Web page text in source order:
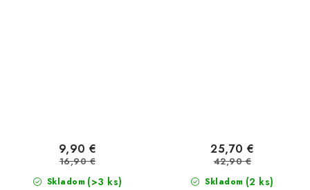
Skladom (>3 ks)
9,90 €
16,90 €
Skladom (2 ks)
25,70 €
42,90 €